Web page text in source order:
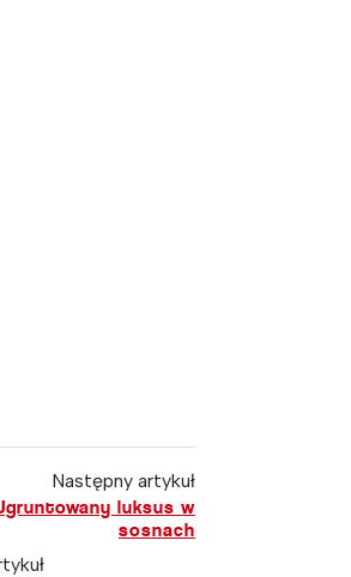
Następny artykuł
luksus w
sosnach